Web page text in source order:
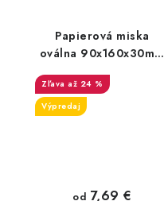
Papierová miska
oválna 90x160x30mm
až 24 %
Výpredaj
od 7,69 €